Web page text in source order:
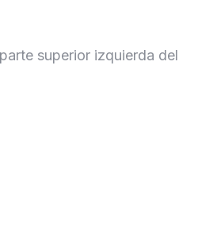
superior izquierda del